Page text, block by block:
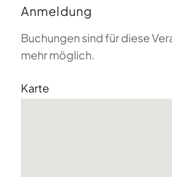
Anmeldung
Buchungen sind für diese
mehr möglich.
Karte